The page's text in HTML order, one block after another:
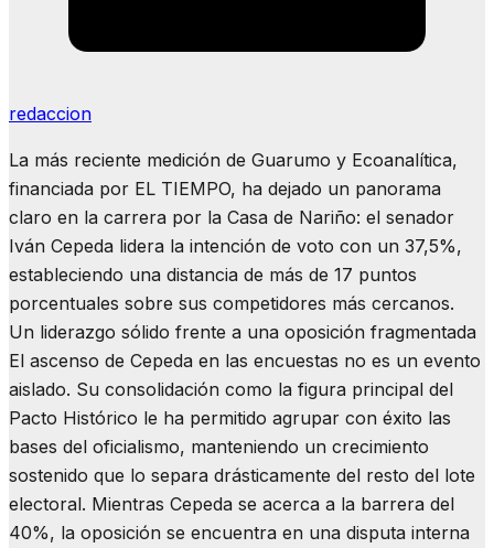
redaccion
La más reciente medición de Guarumo y Ecoanalítica,
financiada por EL TIEMPO, ha dejado un panorama
claro en la carrera por la Casa de Nariño: el senador
Iván Cepeda lidera la intención de voto con un 37,5%,
estableciendo una distancia de más de 17 puntos
porcentuales sobre sus competidores más cercanos.
​Un liderazgo sólido frente a una oposición fragmentada
​El ascenso de Cepeda en las encuestas no es un evento
aislado. Su consolidación como la figura principal del
Pacto Histórico le ha permitido agrupar con éxito las
bases del oficialismo, manteniendo un crecimiento
sostenido que lo separa drásticamente del resto del lote
electoral. Mientras Cepeda se acerca a la barrera del
40%, la oposición se encuentra en una disputa interna